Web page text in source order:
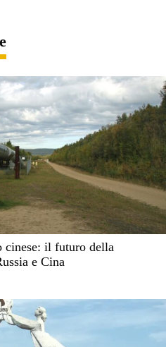
cinese: il futuro della
e Cina